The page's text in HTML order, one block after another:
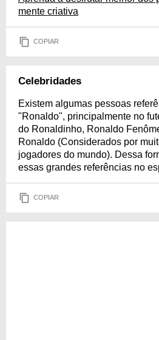
mente criativa
COPIAR
Celebridades
Existem algumas pessoas
"Ronaldo", principalmente no
do Ronaldinho, Ronaldo
Ronaldo (Considerados por
jogadores do mundo). Dessa
essas grandes referências no
COPIAR